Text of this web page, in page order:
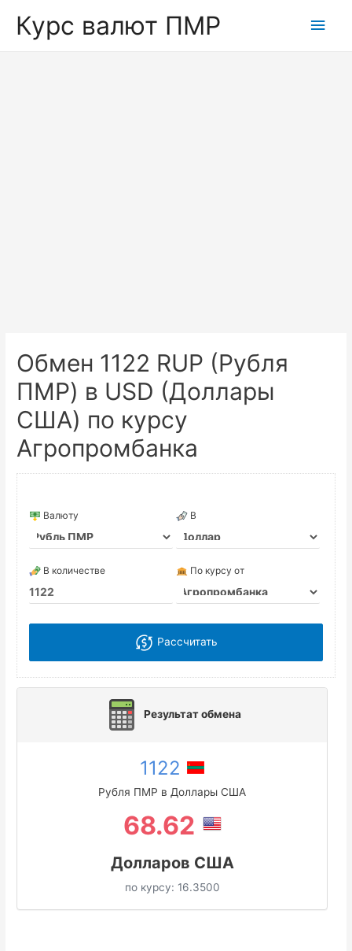
Курс валют ПМР
Обмен 1122 RUP (Рубля
ПМР) в USD (Доллары
США) по курсу
Агропромбанка
Валюту В
В количестве По курсу от
Рассчитать
Результат обмена
1122
Рубля ПМР в Доллары США
68.62
Долларов США
по курсу: 16.3500